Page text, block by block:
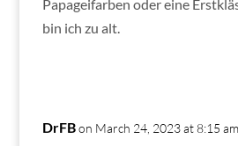
Papageifarben oder eine
bin ich zu alt.
DrFB on March 24, 2023 at 8:15 am